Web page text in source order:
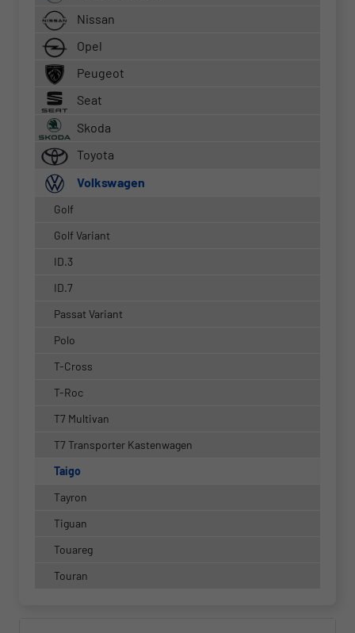
Nissan
Opel
Peugeot
Seat
Skoda
Toyota
Volkswagen
Golf
Golf Variant
ID.3
ID.7
Passat Variant
Polo
T-Cross
T-Roc
T7 Multivan
T7 Transporter Kastenwagen
Taigo
Tayron
Tiguan
Touareg
Touran